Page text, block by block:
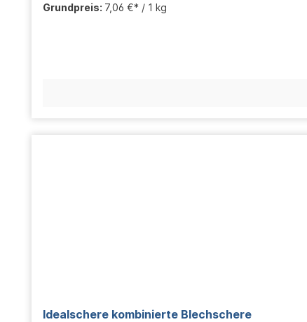
Grundpreis: 7,06 €* / 1 kg
Idealschere kombinierte Blechschere